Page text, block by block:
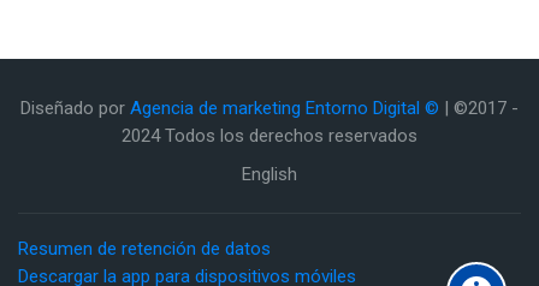
Diseñado por Agencia de marketing Entorno Digital © | ©2017 -
2024 Todos los derechos reservados
English
Resumen de retención de datos
Descargar la app para dispositivos móviles